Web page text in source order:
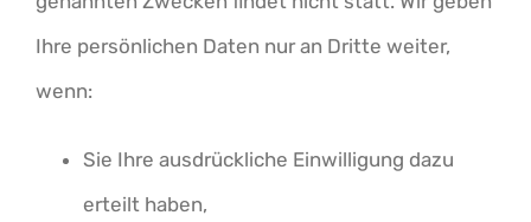
Ihre persönlichen Daten nur an Dritte weiter,
wenn:
Sie Ihre ausdrückliche Einwilligung dazu
erteilt haben,